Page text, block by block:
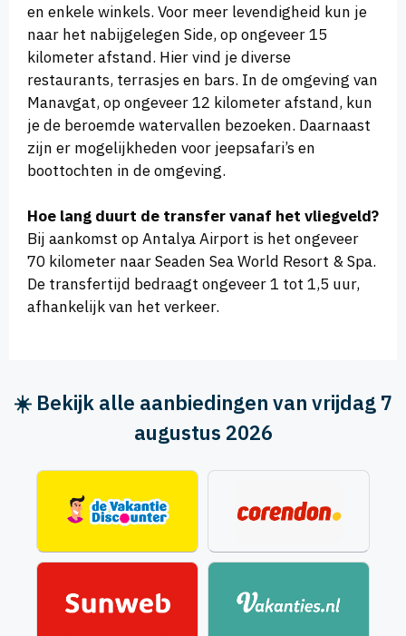
en enkele winkels. Voor meer levendigheid kun je
naar het nabijgelegen Side, op ongeveer 15
kilometer afstand. Hier vind je diverse
restaurants, terrasjes en bars. In de omgeving van
Manavgat, op ongeveer 12 kilometer afstand, kun
je de beroemde watervallen bezoeken. Daarnaast
zijn er mogelijkheden voor jeepsafari’s en
boottochten in de omgeving.
Hoe lang duurt de transfer vanaf het vliegveld?
Bij aankomst op Antalya Airport is het ongeveer
70 kilometer naar Seaden Sea World Resort & Spa.
De transfertijd bedraagt ongeveer 1 tot 1,5 uur,
afhankelijk van het verkeer.
☀️ Bekijk alle aanbiedingen van vrijdag 7
augustus 2026